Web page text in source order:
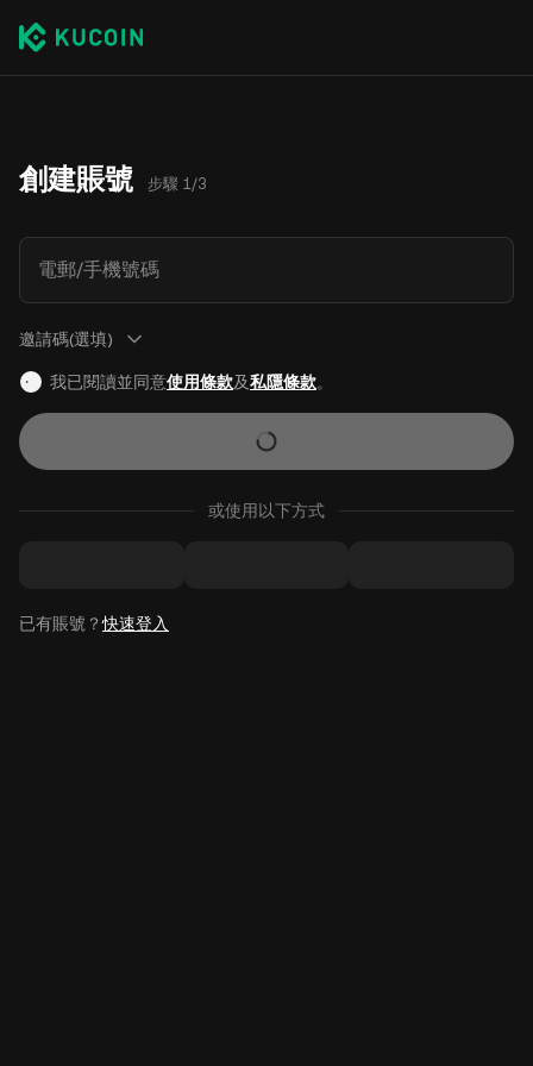
創建賬號 步驟 1/3
電郵/手機號碼
邀請碼(選填)
我已閱讀並同意使用條款及私隱條款。
或使用以下方式
已有賬號？快速登入